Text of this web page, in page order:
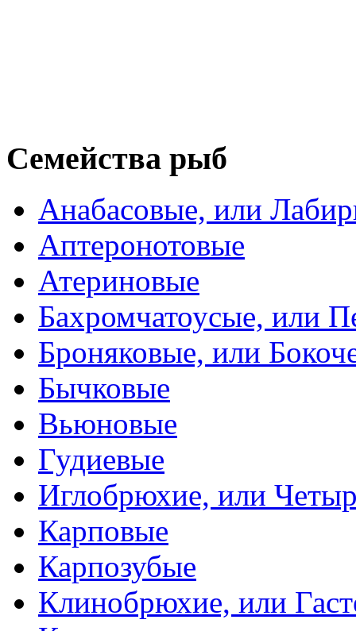
Семейства рыб
Анабасовые, или
Аптеронотовые
Атериновые
Бахромчатоусые, или
Броняковые, или
Бычковые
Вьюновые
Гудиевые
Иглобрюхие, или
Карповые
Карпозубые
Клинобрюхие, или